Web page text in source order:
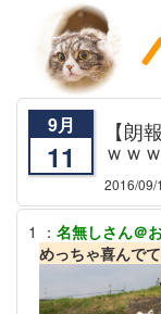
9月
11
【朗
ｗｗ
2016/09/
1 ： 名無しさん＠
めっちゃ喜んで